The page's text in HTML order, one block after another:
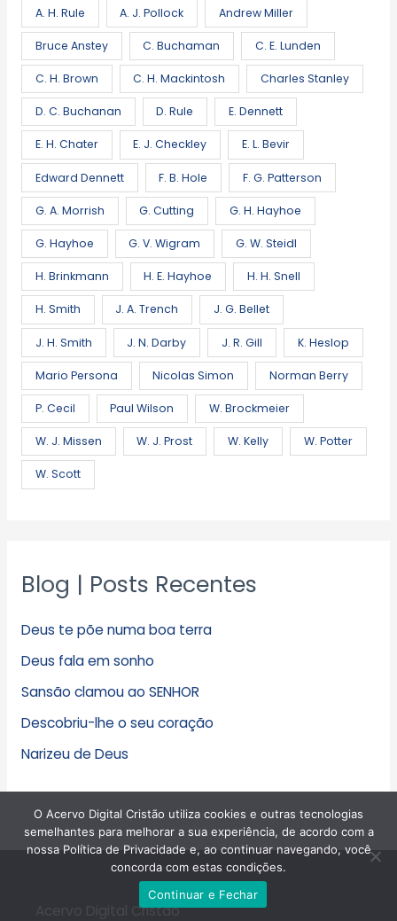
A. H. Rule A. J. Pollock Andrew Miller
Bruce Anstey C. Buchaman C. E. Lunden
C. H. Brown C. H. Mackintosh Charles Stanley
D. C. Buchanan D. Rule E. Dennett
E. H. Chater E. J. Checkley E. L. Bevir
Edward Dennett F. B. Hole F. G. Patterson
G. A. Morrish G. Cutting G. H. Hayhoe
G. Hayhoe G. V. Wigram G. W. Steidl
H. Brinkmann H. E. Hayhoe H. H. Snell
H. Smith J. A. Trench J. G. Bellet
J. H. Smith J. N. Darby J. R. Gill K. Heslop
Mario Persona Nicolas Simon Norman Berry
P. Cecil Paul Wilson W. Brockmeier
W. J. Missen W. J. Prost W. Kelly W. Potter
W. Scott
Blog | Posts Recentes
Deus te põe numa boa terra
Deus fala em sonho
Sansão clamou ao SENHOR
Descobriu-lhe o seu coração
Narizeu de Deus
Acervo Digital Cristão
O Acervo Digital Cristão utiliza cookies e outras tecnologias
semelhantes para melhorar a sua experiência, de acordo com a
nossa Política de Privacidade e, ao continuar navegando, você
concorda com estas condições.
Continuar e Fechar